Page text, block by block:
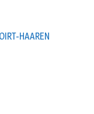
HAAREN